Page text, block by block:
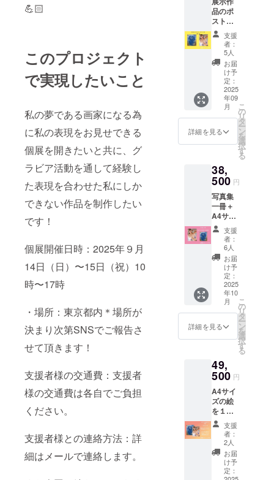
💪🏻
このプロジェクト
で実現したいこと
私の夢である画家になる為
に私の表現をお見せできる
個展を開きたいと共に、グ
ラビア活動を通して経験し
た表現を合わせた私にしか
できない作品を制作したい
です！
個展開催日時：2025年９月
14日（日）〜15日（祝）10
時〜17時
・場所：東京都内＊場所が
決まり次第SNSでご報告さ
せて頂きます！
支援者様の交通費：支援者
様の交通費は各自でご負担
ください。
支援者様との連絡方法：詳
細はメールで連絡します。
品のポ
スト
カード
（ハガ
キサイ
ズ）3枚
＋写真
集一冊
支援
者：
5人
お届
け予
定：
2025
年09
月
詳細を見る
こ
の
リ
タ
ー
ン
を
選
択
す
る
38,
500 円
写真集
一冊＋
A4サイ
ズの絵
を１点
提供
支援
者：
6人
お届
け予
定：
2025
年10
月
詳細を見る
こ
の
リ
タ
ー
ン
を
選
択
す
る
49,
500 円
A4サイ
ズの絵
を１点
提供＋
写真集
一冊＋
撮影会
１枠（9
月23
支援
者：
2人
お届
け予
定：